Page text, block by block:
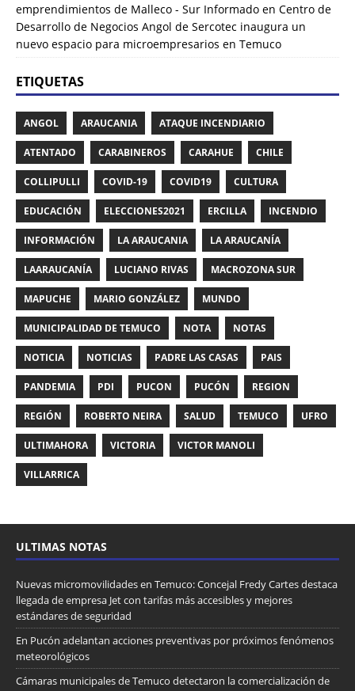
emprendimientos de Malleco - Sur Informado en Centro de
Desarrollo de Negocios Angol de Sercotec inaugura un
nuevo espacio para microempresarios en Temuco
ETIQUETAS
ANGOL ARAUCANIA ATAQUE INCENDIARIO
ATENTADO CARABINEROS CARAHUE CHILE
COLLIPULLI COVID-19 COVID19 CULTURA
EDUCACIÓN ELECCIONES2021 ERCILLA INCENDIO
INFORMACIÓN LA ARAUCANIA LA ARAUCANÍA
LAARAUCANÍA LUCIANO RIVAS MACROZONA SUR
MAPUCHE MARIO GONZÁLEZ MUNDO
MUNICIPALIDAD DE TEMUCO NOTA NOTAS
NOTICIA NOTICIAS PADRE LAS CASAS PAIS
PANDEMIA PDI PUCON PUCÓN REGION
REGIÓN ROBERTO NEIRA SALUD TEMUCO UFRO
ULTIMAHORA VICTORIA VICTOR MANOLI
VILLARRICA
ULTIMAS NOTAS
Nuevas micromovilidades en Temuco: Concejal Fredy Cartes destaca
llegada de empresa Jet con tarifas más accesibles y mejores
estándares de seguridad
En Pucón adelantan acciones preventivas por próximos fenómenos
meteorológicos
Cámaras municipales de Temuco detectaron la comercialización de